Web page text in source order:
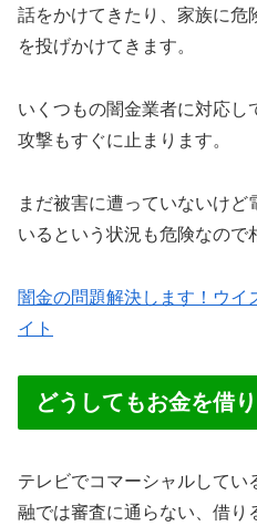
話をかけてきたり、家族に危
を投げかけてきます。
いくつもの闇金業者に対応
攻撃もすぐに止まります。
まだ被害に遭っていないけ
いるという状況も危険なので
闇金の問題解決します！ウイ
イト
どうしてもお金を借
テレビでコマーシャルしてい
融では審査に通らない、借り